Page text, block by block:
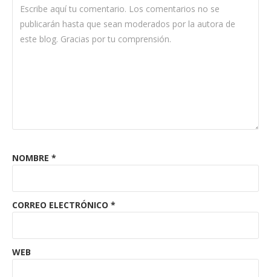
NOMBRE *
CORREO ELECTRÓNICO *
WEB